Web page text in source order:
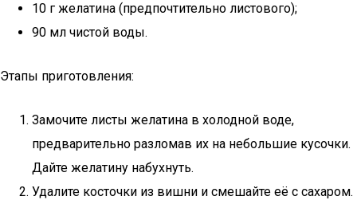
10 г желатина (предпочтительно листового);
90 мл чистой воды.
Этапы приготовления:
Замочите листы желатина в холодной воде,
предварительно разломав их на небольшие кусочки.
Дайте желатину набухнуть.
Удалите косточки из вишни и смешайте её с сахаром.